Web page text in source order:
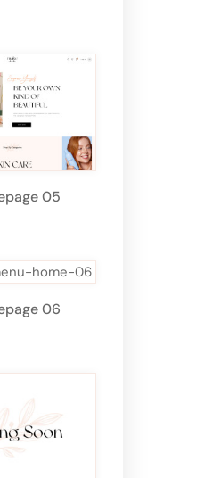
05
06